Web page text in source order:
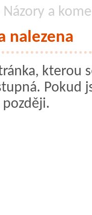
Názory a
nalezena
kterou
Pokud